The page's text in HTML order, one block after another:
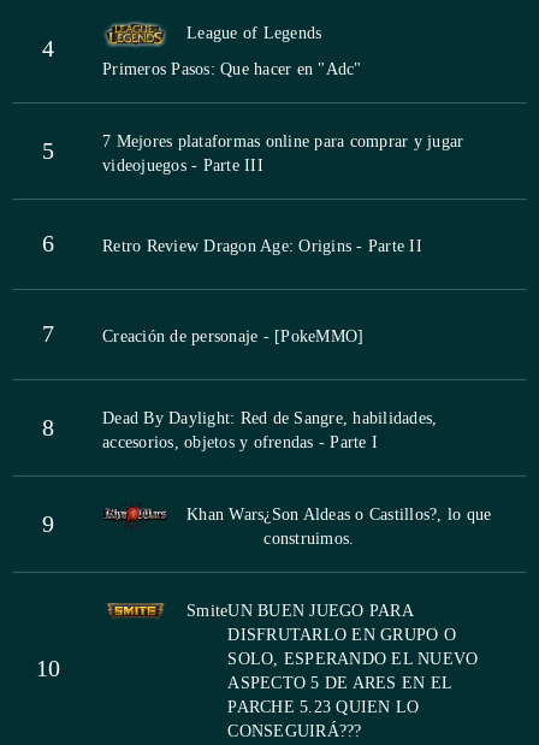
4
League of Legends
Primeros Pasos: Que hacer en "Adc"
5
7 Mejores plataformas online para comprar y jugar
videojuegos - Parte III
6 Retro Review Dragon Age: Origins - Parte II
7 Creación de personaje - [PokeMMO]
8
Dead By Daylight: Red de Sangre, habilidades,
accesorios, objetos y ofrendas - Parte I
9 Khan Wars¿Son Aldeas o Castillos?, lo que
construimos.
10
SmiteUN BUEN JUEGO PARA
DISFRUTARLO EN GRUPO O
SOLO, ESPERANDO EL NUEVO
ASPECTO 5 DE ARES EN EL
PARCHE 5.23 QUIEN LO
CONSEGUIRÁ???